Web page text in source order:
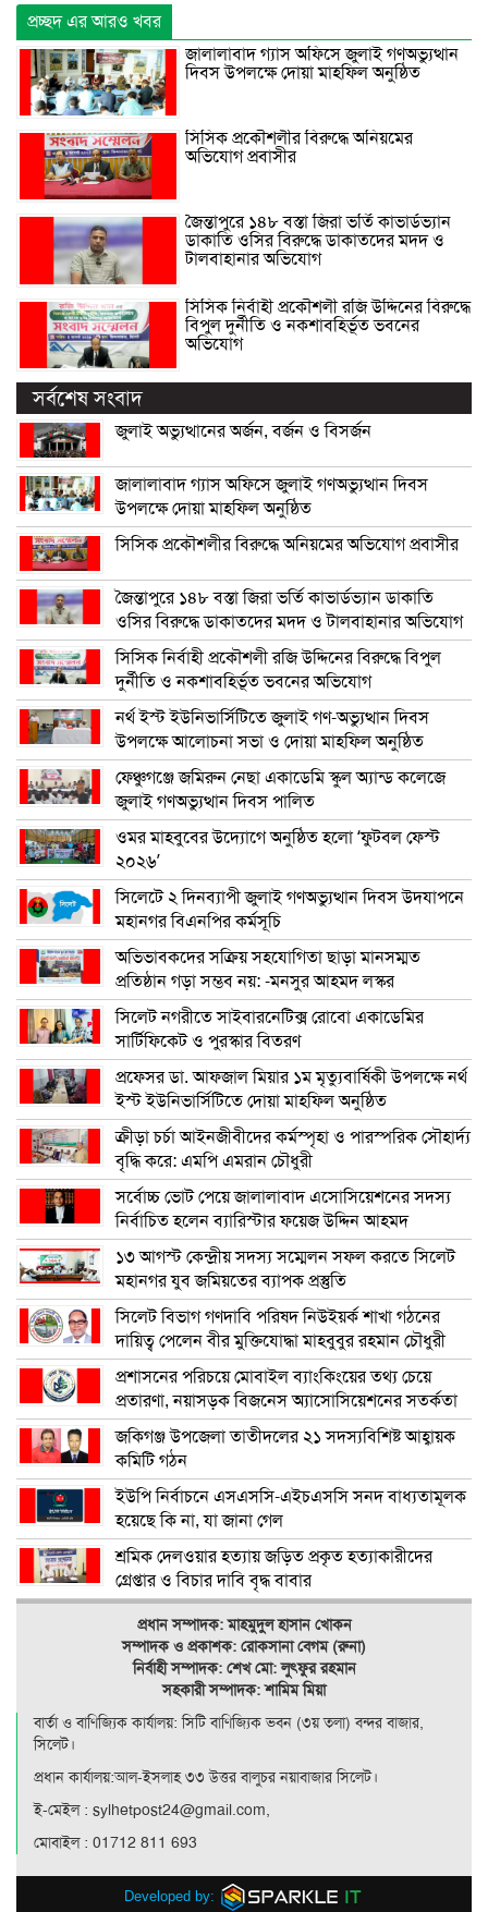
প্রচ্ছদ এর আরও খবর
জালালাবাদ গ্যাস অফিসে জুলাই গণঅভ্যুত্থান
দিবস উপলক্ষে দোয়া মাহফিল অনুষ্ঠিত
সিসিক প্রকৌশলীর বিরুদ্ধে অনিয়মের
অভিযোগ প্রবাসীর
জৈন্তাপুরে ১৪৮ বস্তা জিরা ভর্তি কাভার্ডভ্যান
ডাকাতি ওসির বিরুদ্ধে ডাকাতদের মদদ ও
টালবাহানার অভিযোগ
সিসিক নির্বাহী প্রকৌশলী রজি উদ্দিনের বিরুদ্ধে
বিপুল দুর্নীতি ও নকশাবহির্ভূত ভবনের
অভিযোগ
সর্বশেষ সংবাদ
জুলাই অভ্যুত্থানের অর্জন, বর্জন ও বিসর্জন
জালালাবাদ গ্যাস অফিসে জুলাই গণঅভ্যুত্থান দিবস
উপলক্ষে দোয়া মাহফিল অনুষ্ঠিত
সিসিক প্রকৌশলীর বিরুদ্ধে অনিয়মের অভিযোগ প্রবাসীর
জৈন্তাপুরে ১৪৮ বস্তা জিরা ভর্তি কাভার্ডভ্যান ডাকাতি
ওসির বিরুদ্ধে ডাকাতদের মদদ ও টালবাহানার অভিযোগ
সিসিক নির্বাহী প্রকৌশলী রজি উদ্দিনের বিরুদ্ধে বিপুল
দুর্নীতি ও নকশাবহির্ভূত ভবনের অভিযোগ
নর্থ ইস্ট ইউনিভার্সিটিতে জুলাই গণ-অভ্যুত্থান দিবস
উপলক্ষে আলোচনা সভা ও দোয়া মাহফিল অনুষ্ঠিত
ফেঞ্চুগঞ্জে জমিরুন নেছা একাডেমি স্কুল অ্যান্ড কলেজে
জুলাই গণঅভ্যুত্থান দিবস পালিত
ওমর মাহবুবের উদ্যোগে অনুষ্ঠিত হলো ‘ফুটবল ফেস্ট
২০২৬’
সিলেটে ২ দিনব্যাপী জুলাই গণঅভ্যুত্থান দিবস উদযাপনে
মহানগর বিএনপির কর্মসূচি
অভিভাবকদের সক্রিয় সহযোগিতা ছাড়া মানসম্মত
প্রতিষ্ঠান গড়া সম্ভব নয়: -মনসুর আহমদ লস্কর
সিলেট নগরীতে সাইবারনেটিক্স রোবো একাডেমির
সার্টিফিকেট ও পুরস্কার বিতরণ
প্রফেসর ডা. আফজাল মিয়ার ১ম মৃত্যুবার্ষিকী উপলক্ষে নর্থ
ইস্ট ইউনিভার্সিটিতে দোয়া মাহফিল অনুষ্ঠিত
ক্রীড়া চর্চা আইনজীবীদের কর্মস্পৃহা ও পারস্পরিক সৌহার্দ্য
বৃদ্ধি করে: এমপি এমরান চৌধুরী
সর্বোচ্চ ভোট পেয়ে জালালাবাদ এসোসিয়েশনের সদস্য
নির্বাচিত হলেন ব্যারিস্টার ফয়েজ উদ্দিন আহমদ
১৩ আগস্ট কেন্দ্রীয় সদস্য সম্মেলন সফল করতে সিলেট
মহানগর যুব জমিয়তের ব্যাপক প্রস্তুতি
সিলেট বিভাগ গণদাবি পরিষদ নিউইয়র্ক শাখা গঠনের
দায়িত্ব পেলেন বীর মুক্তিযোদ্ধা মাহবুবুর রহমান চৌধুরী
প্রশাসনের পরিচয়ে মোবাইল ব্যাংকিংয়ের তথ্য চেয়ে
প্রতারণা, নয়াসড়ক বিজনেস অ্যাসোসিয়েশনের সতর্কতা
জকিগঞ্জ উপজেলা তাতীদলের ২১ সদস্যবিশিষ্ট আহ্বায়ক
কমিটি গঠন
ইউপি নির্বাচনে এসএসসি-এইচএসসি সনদ বাধ্যতামূলক
হয়েছে কি না, যা জানা গেল
শ্রমিক দেলওয়ার হত্যায় জড়িত প্রকৃত হত্যাকারীদের
গ্রেপ্তার ও বিচার দাবি বৃদ্ধ বাবার
প্রধান সম্পাদক: মাহমুদুল হাসান খোকন
সম্পাদক ও প্রকাশক: রোকসানা বেগম (রুনা)
নির্বাহী সম্পাদক: শেখ মো: লুৎফুর রহমান
সহকারী সম্পাদক: শামিম মিয়া
বার্তা ও বাণিজ্যিক কার্যালয়: সিটি বাণিজ‍্যিক ভবন (৩য় তলা) বন্দর বাজার,
সিলেট।
প্রধান কার্যালয়:আল-ইসলাহ ৩৩ উত্তর বালুচর নয়াবাজার সিলেট।
ই-মেইল : sylhetpost24@gmail.com,
মোবাইল : 01712 811 693
Developed by: